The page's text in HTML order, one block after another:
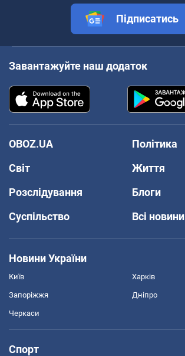
Підписатись
Завантажуйте наш додаток
OBOZ.UA
Політика
Світ
Життя
Розслідування
Блоги
Суспільство
Всі новини
Новини України
Київ Харків
Запоріжжя Дніпро
Черкаси
Спорт